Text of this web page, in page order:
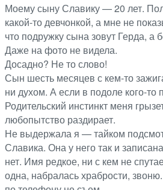
Моему сыну Славику — 20 лет.
какой-то девчонкой, а мне не
что подружку сына зовут Герда, а
Даже на фото не видела.
Досадно? Не то слово!
Сын шесть месяцев с кем-то
ни духом. А если в подоле кого-то
Родительский инстинкт меня
любопытство раздирает.
Не выдержала я — тайком
Славика. Она у него так и
нет. Имя редкое, ни с кем не
одна, набралась храбрости,